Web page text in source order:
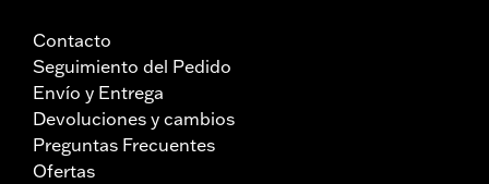
Contacto
Seguimiento del Pedido
Envío y Entrega
Devoluciones y cambios
Preguntas Frecuentes
Ofertas